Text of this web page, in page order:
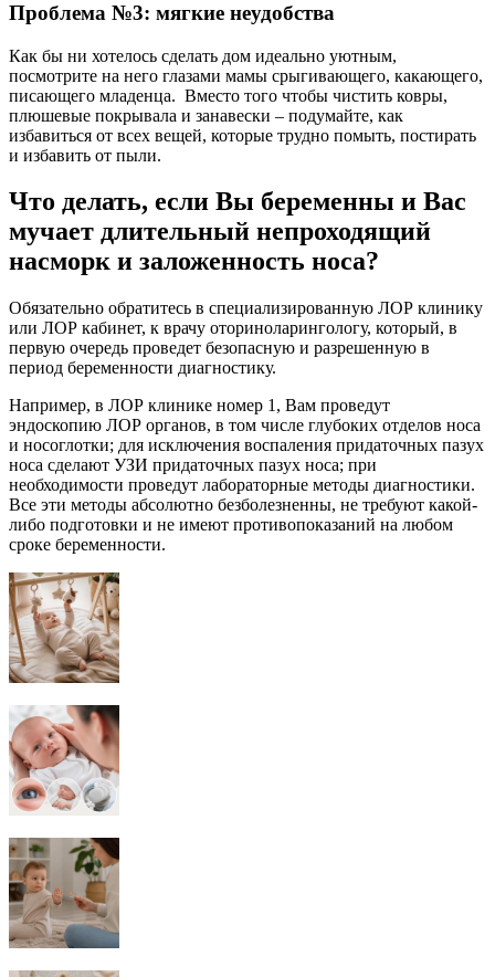
Проблема №3: мягкие неудобства
Как бы ни хотелось сделать дом идеально уютным,
посмотрите на него глазами мамы срыгивающего, какающего,
писающего младенца. Вместо того чтобы чистить ковры,
плюшевые покрывала и занавески – подумайте, как
избавиться от всех вещей, которые трудно помыть, постирать
и избавить от пыли.
Что делать, если Вы беременны и Вас
мучает длительный непроходящий
насморк и заложенность носа?
Обязательно обратитесь в специализированную ЛОР клинику
или ЛОР кабинет, к врачу оториноларингологу, который, в
первую очередь проведет безопасную и разрешенную в
период беременности диагностику.
Например, в ЛОР клинике номер 1, Вам проведут
эндоскопию ЛОР органов, в том числе глубоких отделов носа
и носоглотки; для исключения воспаления придаточных пазух
носа сделают УЗИ придаточных пазух носа; при
необходимости проведут лабораторные методы диагностики.
Все эти методы абсолютно безболезненны, не требуют какой-
либо подготовки и не имеют противопоказаний на любом
сроке беременности.